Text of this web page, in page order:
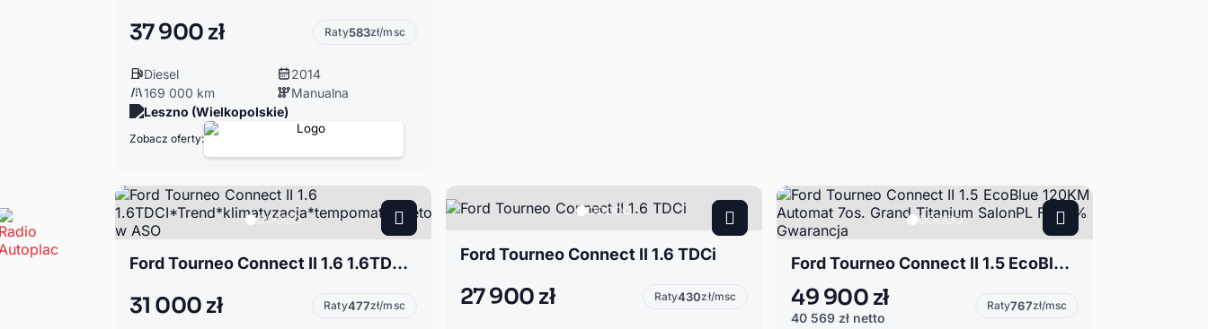
37 900 zł Raty583zł/msc
Diesel
2014
169 000 km
Manualna
Leszno (Wielkopolskie)
Zobacz oferty:
Ford Tourneo Connect II 1.6 1.6TDCI*Trend*klimatyzacja*tempomat*bluetooth*bezwypadek*serwis w ASO
31 000 zł Raty477zł/msc
Ford Tourneo Connect II 1.6 TDCi
27 900 zł Raty430zł/msc
Ford Tourneo Connect II 1.5 EcoBlue 120KM Automat 7os. Grand Titanium SalonPL FV23% Gwarancja
49 900 zł
40 569 zł netto
Raty767zł/msc